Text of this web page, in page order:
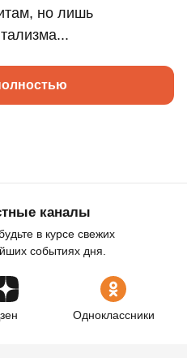
но лишь
каналы
в курсе свежих
событиях дня.
Одноклассники